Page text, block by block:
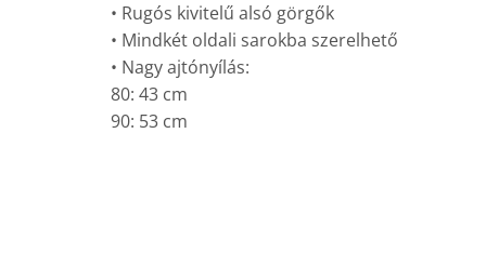
• Rugós kivitelű alsó görgők
• Mindkét oldali sarokba szerelhető
• Nagy ajtónyílás:
80: 43 cm
90: 53 cm